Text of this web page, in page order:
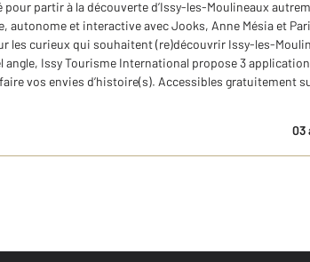
pour partir à la découverte d’Issy-les-Moulineaux
autonome et interactive avec Jooks, Anne Mésia et
les curieux qui souhaitent (re)découvrir Issy-les-
angle, Issy Tourisme International propose 3
vos envies d’histoire(s). Accessibles gratuitement
03